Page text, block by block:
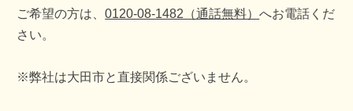
ご希望の方は、0120-08-1482（通話無料）へお電話くだ
さい。
※弊社は大田市と直接関係ございません。